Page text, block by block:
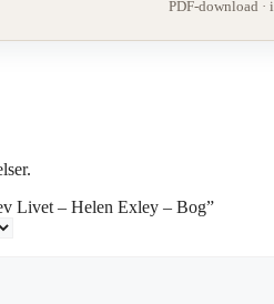
PDF-download ·
Livet – Helen Exley – Bog”